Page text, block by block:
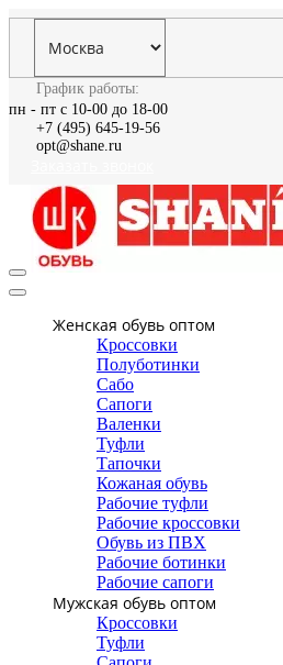
График работы:
пн - пт с 10-00 до 18-00
+7 (495) 645-19-56
opt@shane.ru
Женская обувь оптом
Кроссовки
Полуботинки
Сабо
Сапоги
Валенки
Туфли
Тапочки
Кожаная обувь
Рабочие туфли
Рабочие кроссовки
Обувь из ПВХ
Рабочие ботинки
Рабочие сапоги
Мужская обувь оптом
Кроссовки
Туфли